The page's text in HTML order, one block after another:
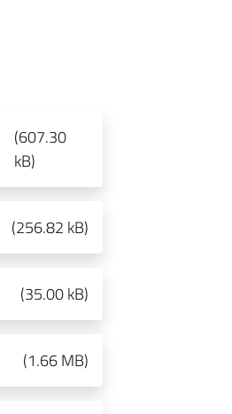
(607.30
kB)
(256.82 kB)
(35.00 kB)
(1.66 MB)